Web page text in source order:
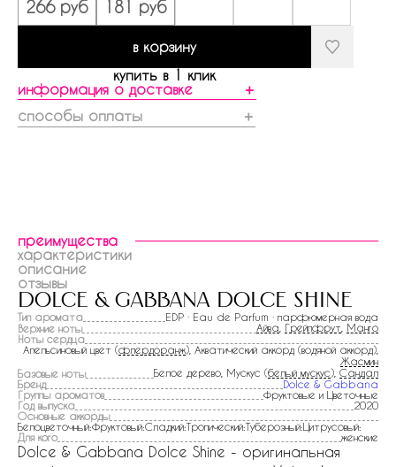
266 руб 181 руб
в корзину
купить в 1 клик
информация о доставке
＋
способы оплаты
＋
преимущества
характеристики
описание
отзывы
dolce & gabbana dolce shine
Тип аромата
EDP · Eau de Parfum · парфюмерная вода
Верхние ноты
Айва Грейпфрут Манго
Ноты сердца
Апельсиновый цвет (флердоранж), Акватический аккорд (водяной аккорд),
Жасмин
Базовые ноты
Белое дерево, Мускус (белый мускус), Сандал
Бренд
Dolce & Gabbana
Группы ароматов
Фруктовые и Цветочные
Год выпуска
2020
Основные аккорды
Белоцветочный:Фруктовый:Сладкий:Тропический:Туберозный:Цитрусовый:
Для кого
женские
Dolce & Gabbana Dolce Shine - оригинальная